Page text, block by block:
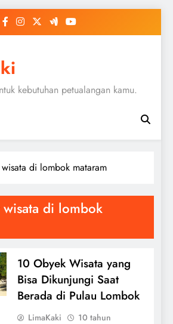
kebutuhan petualangan kamu.
di lombok mataram
wisata di lombok
10 Obyek Wisata yang
Bisa Dikunjungi Saat
Berada di Pulau Lombok
LimaKaki
10 tahun